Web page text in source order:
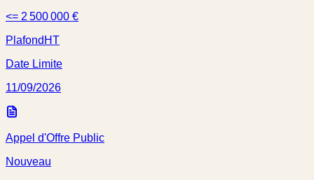
<= 2 500 000 €
Plafond HT
Date Limite
11/09/2026
Appel d'Offre Public
Nouveau